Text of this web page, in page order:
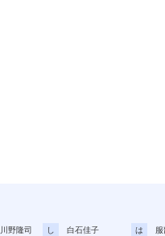
川野隆司
し
白石佳子
は